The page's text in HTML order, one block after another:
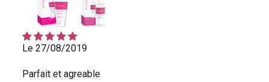
Le 27/08/2019
Parfait et agreable